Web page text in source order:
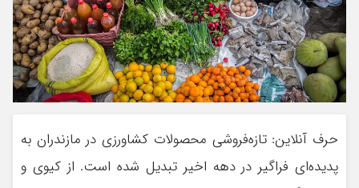
حرف آنلاین: تازه‌فروشی محصولات کشاورزی در مازندران به
پدیده‌ای فراگیر در دهه اخیر تبدیل شده است. از کیوی و